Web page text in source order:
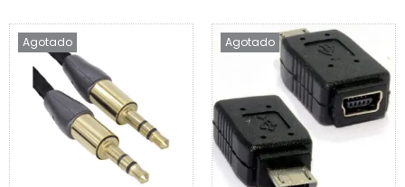
Agotado Agotado